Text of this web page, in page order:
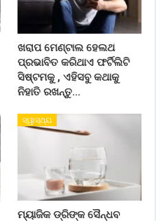
ଖରାପ ମେଣ୍ଟାଲ ହେଲଥ
ପ୍ରଭାବିତ କରିଥାଏ ଫର୍ଟିଲିଟି
ସିଷ୍ଟମକୁ , ଏହିସବୁ କଥାକୁ
ନିହାତି ରଖନ୍ତୁ…
ସ୍ୱାସ୍ଥ୍ୟ
ମ୍ୟାଜିକ ଡ୍ରିଙ୍କ ସୈନ୍ଧବ